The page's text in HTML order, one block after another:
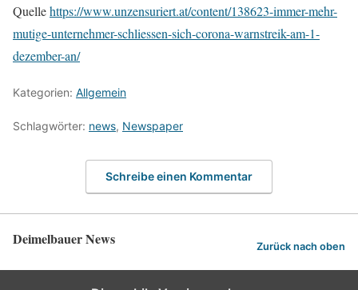
Quellehttps://www.unzensuriert.at/content/138623-immer-mehr-
mutige-unternehmer-schliessen-sich-corona-warnstreik-am-1-
dezember-an/
Kategorien: Allgemein
Schlagwörter: news, Newspaper
Schreibe einen Kommentar
Deimelbauer News Zurück nach oben